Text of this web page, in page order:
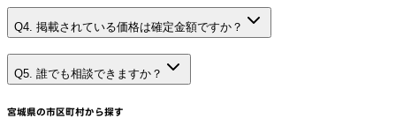
Q4. 掲載されている価格は確定金額ですか？
Q5. 誰でも相談できますか？
宮城県の市区町村から探す